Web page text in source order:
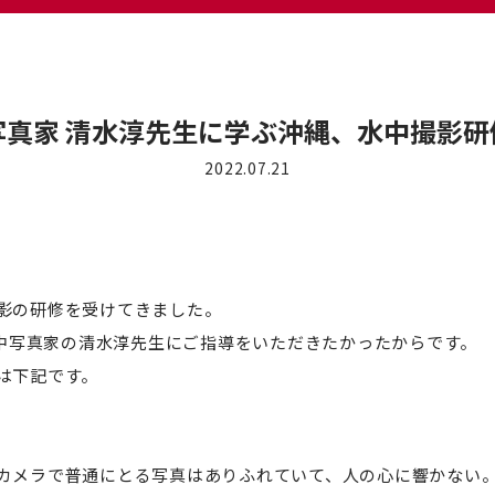
家 清水淳先生に学ぶ沖縄、水中撮影
2022.07.21
研修を受けてきました。
真家の清水淳先生にご指導をいただきたかったからです。
記です。
ラで普通にとる写真はありふれていて、人の心に響かな